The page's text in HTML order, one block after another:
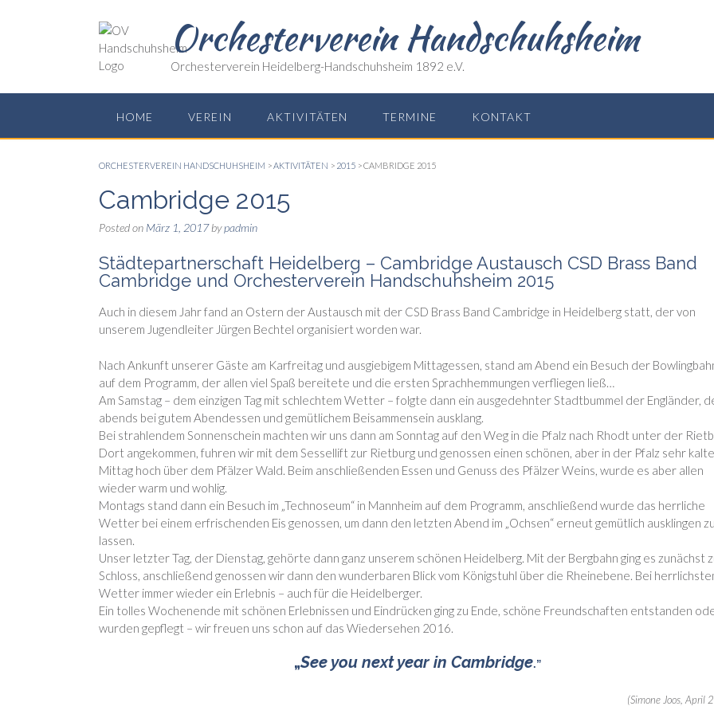
Orchesterverein Handschuhsheim
Orchesterverein Heidelberg-Handschuhsheim 1892 e.V.
HOME VEREIN AKTIVITÄTEN TERMINE KONTAKT
ORCHESTERVEREIN HANDSCHUHSHEIM >AKTIVITÄTEN > 2015 >CAMBRIDGE 2015
Cambridge 2015
Posted on März 1, 2017bypadmin
Städtepartnerschaft Heidelberg – Cambridge Austausch CSD Brass Band
Cambridge und Orchesterverein Handschuhsheim 2015
Auch in diesem Jahr fand an Ostern der Austausch mit der CSD Brass Band Cambridge in Heidelberg statt, der von
unserem Jugendleiter Jürgen Bechtel organisiert worden war.
Nach Ankunft unserer Gäste am Karfreitag und ausgiebigem Mittagessen, stand am Abend ein Besuch der
auf dem Programm, der allen viel Spaß bereitete und die ersten Sprachhemmungen verfliegen ließ…
Am Samstag – dem einzigen Tag mit schlechtem Wetter – folgte dann ein ausgedehnter Stadtbummel der Engländer,
abends bei gutem Abendessen und gemütlichem Beisammensein ausklang.
Bei strahlendem Sonnenschein machten wir uns dann am Sonntag auf den Weg in die Pfalz nach Rhodt unter der
Dort angekommen, fuhren wir mit dem Sessellift zur Rietburg und genossen einen schönen, aber in der Pfalz sehr
Mittag hoch über dem Pfälzer Wald. Beim anschließenden Essen und Genuss des Pfälzer Weins, wurde es aber allen
wieder warm und wohlig.
Montags stand dann ein Besuch im „Technoseum“ in Mannheim auf dem Programm, anschließend wurde das herrliche
Wetter bei einem erfrischenden Eis genossen, um dann den letzten Abend im „Ochsen“ erneut gemütlich ausklingen zu
lassen.
Unser letzter Tag, der Dienstag, gehörte dann ganz unserem schönen Heidelberg. Mit der Bergbahn ging es zunächst
Schloss, anschließend genossen wir dann den wunderbaren Blick vom Königstuhl über die Rheinebene. Bei
Wetter immer wieder ein Erlebnis – auch für die Heidelberger.
Ein tolles Wochenende mit schönen Erlebnissen und Eindrücken ging zu Ende, schöne Freundschaften entstanden
wurden gepflegt – wir freuen uns schon auf das Wiedersehen 2016.
„See you next year in Cambridge.”
(Simone Joos, April